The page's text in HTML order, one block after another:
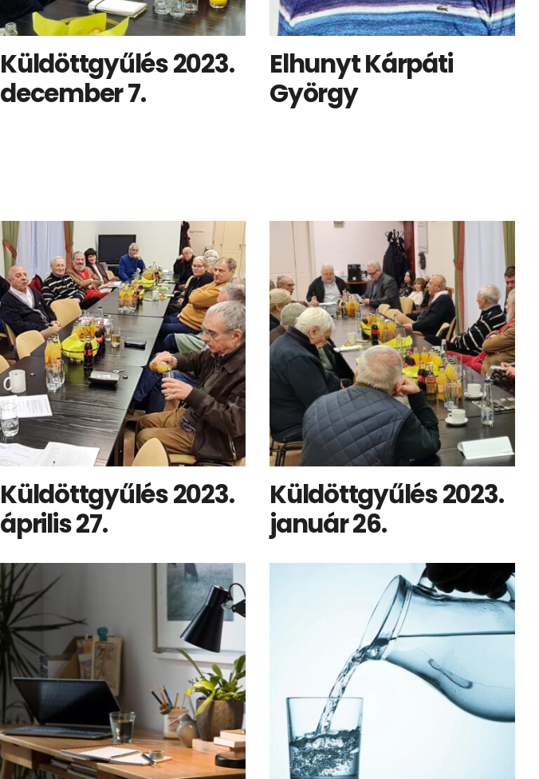
Küldöttgyűlés 2023.
december 7.
Elhunyt Kárpáti
György
Küldöttgyűlés 2023.
április 27.
Küldöttgyűlés 2023.
január 26.